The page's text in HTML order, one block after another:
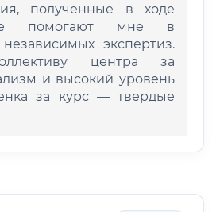
полученные в ходе
помогают мне в
экспертиз.
центра за
и высокий уровень
за курс — твердые